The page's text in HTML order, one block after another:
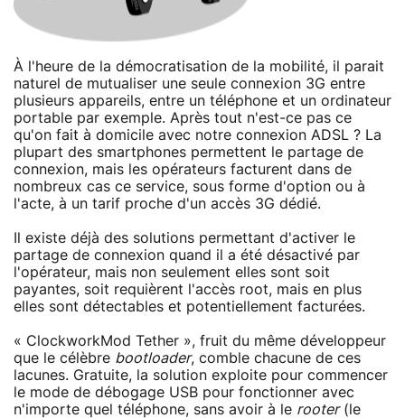
À l'heure de la démocratisation de la mobilité, il parait
naturel de mutualiser une seule connexion 3G entre
plusieurs appareils, entre un téléphone et un ordinateur
portable par exemple. Après tout n'est-ce pas ce
qu'on fait à domicile avec notre connexion ADSL ? La
plupart des smartphones permettent le partage de
connexion, mais les opérateurs facturent dans de
nombreux cas ce service, sous forme d'option ou à
l'acte, à un tarif proche d'un accès 3G dédié.
Il existe déjà des solutions permettant d'activer le
partage de connexion quand il a été désactivé par
l'opérateur, mais non seulement elles sont soit
payantes, soit requièrent l'accès root, mais en plus
elles sont détectables et potentiellement facturées.
« ClockworkMod Tether », fruit du même développeur
que le célèbre bootloader, comble chacune de ces
lacunes. Gratuite, la solution exploite pour commencer
le mode de débogage USB pour fonctionner avec
n'importe quel téléphone, sans avoir à le rooter(le